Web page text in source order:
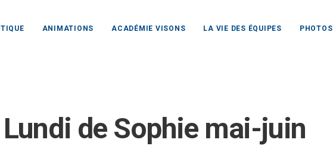
ANIMATIONS ACADÉMIE VISONS LA VIE DES ÉQUIPES PHOTOS
Lundi de Sophie mai-juin